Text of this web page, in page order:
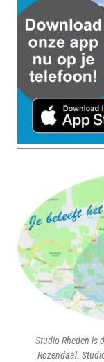
Studio Rheden is
Rozendaal.